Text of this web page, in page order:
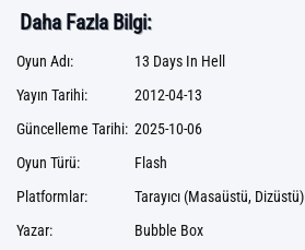
Daha Fazla Bilgi:
Oyun Adı:
13 Days In Hell
Yayın Tarihi:
2012-04-13
Güncelleme Tarihi: 2025-10-06
Oyun Türü:
Flash
Platformlar:
Tarayıcı (Masaüstü, Dizüstü)
Yazar:
Bubble Box